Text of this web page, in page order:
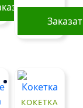
КОКЕТКА